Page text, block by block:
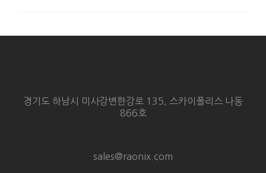
경기도 하남시 미사강변한강로 135, 스카이폴리스 나동
866호
sales@raonix.com